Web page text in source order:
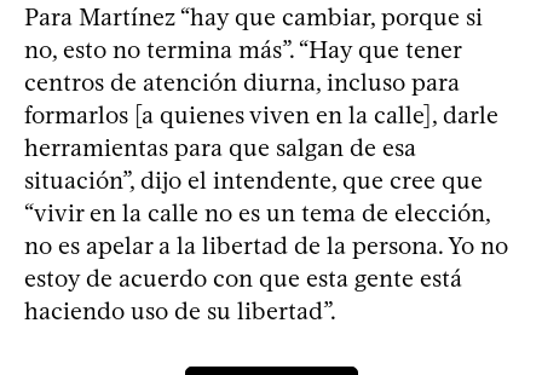
Para Martínez “hay que cambiar, porque si
no, esto no termina más”. “Hay que tener
centros de atención diurna, incluso para
formarlos [a quienes viven en la calle], darle
herramientas para que salgan de esa
situación”, dijo el intendente, que cree que
“vivir en la calle no es un tema de elección,
no es apelar a la libertad de la persona. Yo no
estoy de acuerdo con que esta gente está
haciendo uso de su libertad”.